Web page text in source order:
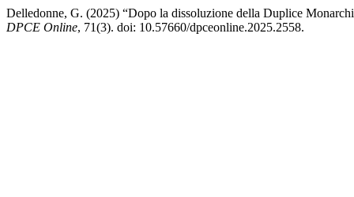
Delledonne, G. (2025) “Dopo la dissoluzione della Duplice
DPCE Online, 71(3). doi: 10.57660/dpceonline.2025.2558.